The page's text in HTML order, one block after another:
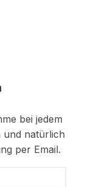
bei jedem
und natürlich
per Email.